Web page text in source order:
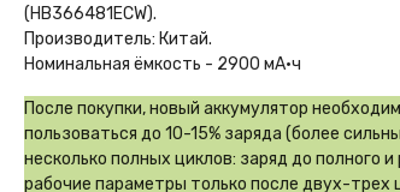
(HB366481ECW).
Производитель: Китай.
Номинальная ёмкость - 2900 мА·ч
После покупки, новый аккумулятор
пользоваться до 10-15% заряда (более
несколько полных циклов: заряд до полного
рабочие параметры только после двух-трех